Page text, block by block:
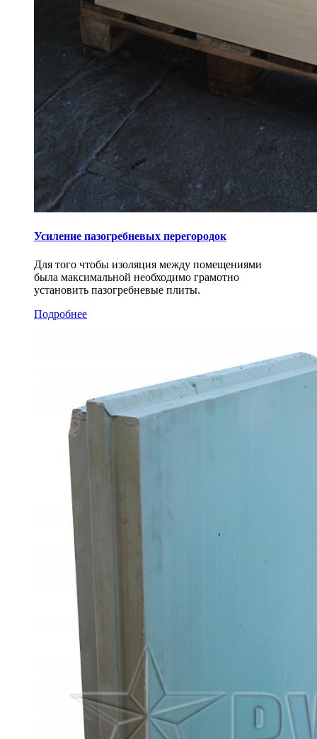
Усиление пазогребневых перегородок
Для того чтобы изоляция между помещениями
была максимальной необходимо грамотно
установить пазогребневые плиты.
Подробнее